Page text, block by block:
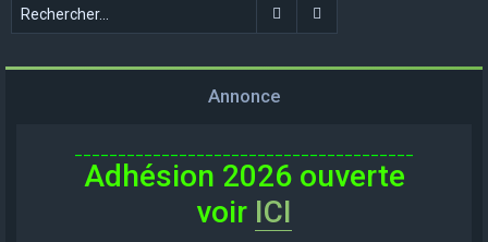
Rechercher
Annonce
Adhésion 2026 ouverte
voir ICI